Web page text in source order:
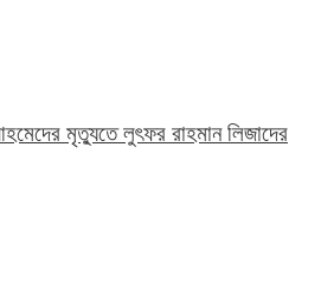
মৃত্যুতে লুৎফর রাহমান লিজাদের